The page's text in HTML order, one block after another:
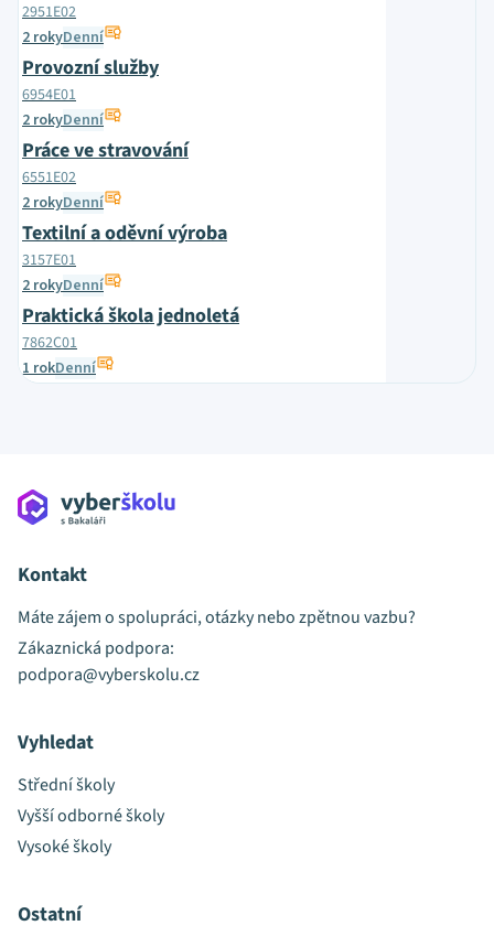
2951E02
2 rokyDenní
Provozní služby
6954E01
2 rokyDenní
Práce ve stravování
6551E02
2 rokyDenní
Textilní a oděvní výroba
3157E01
2 rokyDenní
Praktická škola jednoletá
7862C01
1 rokDenní
Kontakt
Máte zájem o spolupráci, otázky nebo zpětnou vazbu?
Zákaznická podpora:
podpora@vyberskolu.cz
Vyhledat
Střední školy
Vyšší odborné školy
Vysoké školy
Ostatní